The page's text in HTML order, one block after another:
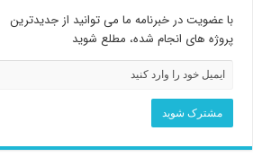
با عضویت در خبرنامه ما می توانید از جدیدترین
پروژه های انجام شده، مطلع شوید